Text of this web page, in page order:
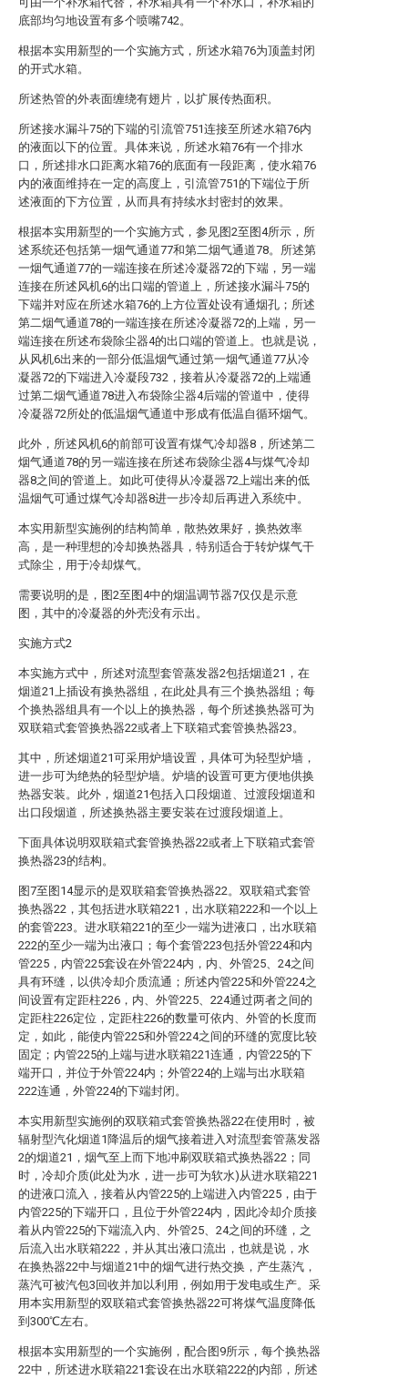
底部均匀地设置有多个喷嘴742。
根据本实用新型的一个实施方式，所述水箱76为顶盖封闭
的开式水箱。
所述热管的外表面缠绕有翅片，以扩展传热面积。
所述接水漏斗75的下端的引流管751连接至所述水箱76内
的液面以下的位置。具体来说，所述水箱76有一个排水
口，所述排水口距离水箱76的底面有一段距离，使水箱76
内的液面维持在一定的高度上，引流管751的下端位于所
述液面的下方位置，从而具有持续水封密封的效果。
根据本实用新型的一个实施方式，参见图2至图4所示，所
述系统还包括第一烟气通道77和第二烟气通道78。所述第
一烟气通道77的一端连接在所述冷凝器72的下端，另一端
连接在所述风机6的出口端的管道上，所述接水漏斗75的
下端并对应在所述水箱76的上方位置处设有通烟孔；所述
第二烟气通道78的一端连接在所述冷凝器72的上端，另一
端连接在所述布袋除尘器4的出口端的管道上。也就是说，
从风机6出来的一部分低温烟气通过第一烟气通道77从冷
凝器72的下端进入冷凝段732，接着从冷凝器72的上端通
过第二烟气通道78进入布袋除尘器4后端的管道中，使得
冷凝器72所处的低温烟气通道中形成有低温自循环烟气。
此外，所述风机6的前部可设置有煤气冷却器8，所述第二
烟气通道78的另一端连接在所述布袋除尘器4与煤气冷却
器8之间的管道上。如此可使得从冷凝器72上端出来的低
温烟气可通过煤气冷却器8进一步冷却后再进入系统中。
本实用新型实施例的结构简单，散热效果好，换热效率
高，是一种理想的冷却换热器具，特别适合于转炉煤气干
式除尘，用于冷却煤气。
需要说明的是，图2至图4中的烟温调节器7仅仅是示意
图，其中的冷凝器的外壳没有示出。
实施方式2
本实施方式中，所述对流型套管蒸发器2包括烟道21，在
烟道21上插设有换热器组，在此处具有三个换热器组；每
个换热器组具有一个以上的换热器，每个所述换热器可为
双联箱式套管换热器22或者上下联箱式套管换热器23。
其中，所述烟道21可采用炉墙设置，具体可为轻型炉墙，
进一步可为绝热的轻型炉墙。炉墙的设置可更方便地供换
热器安装。此外，烟道21包括入口段烟道、过渡段烟道和
出口段烟道，所述换热器主要安装在过渡段烟道上。
下面具体说明双联箱式套管换热器22或者上下联箱式套管
换热器23的结构。
图7至图14显示的是双联箱套管换热器22。双联箱式套管
换热器22，其包括进水联箱221，出水联箱222和一个以上
的套管223。进水联箱221的至少一端为进液口，出水联箱
222的至少一端为出液口；每个套管223包括外管224和内
管225，内管225套设在外管224内，内、外管25、24之间
具有环缝，以供冷却介质流通；所述内管225和外管224之
间设置有定距柱226，内、外管225、224通过两者之间的
定距柱226定位，定距柱226的数量可依内、外管的长度而
定，如此，能使内管225和外管224之间的环缝的宽度比较
固定；内管225的上端与进水联箱221连通，内管225的下
端开口，并位于外管224内；外管224的上端与出水联箱
222连通，外管224的下端封闭。
本实用新型实施例的双联箱式套管换热器22在使用时，被
辐射型汽化烟道1降温后的烟气接着进入对流型套管蒸发器
2的烟道21，烟气至上而下地冲刷双联箱式换热器22；同
时，冷却介质(此处为水，进一步可为软水)从进水联箱221
的进液口流入，接着从内管225的上端进入内管225，由于
内管225的下端开口，且位于外管224内，因此冷却介质接
着从内管225的下端流入内、外管25、24之间的环缝，之
后流入出水联箱222，并从其出液口流出，也就是说，水
在换热器22中与烟道21中的烟气进行热交换，产生蒸汽，
蒸汽可被汽包3回收并加以利用，例如用于发电或生产。采
用本实用新型的双联箱式套管换热器22可将煤气温度降低
到300℃左右。
根据本实用新型的一个实施例，配合图9所示，每个换热器
22中，所述进水联箱221套设在出水联箱222的内部，所述